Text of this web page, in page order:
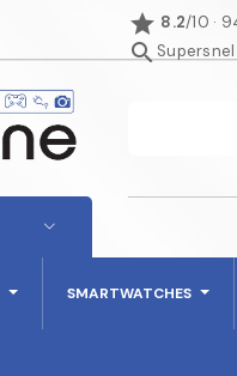
star 8.2/10 ·
search
SMARTWATCHES